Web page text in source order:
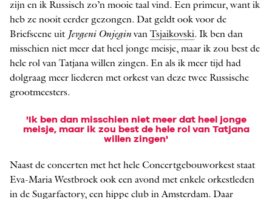
zijn en ik Russisch zo’n mooie taal vind. Een primeur, want ik
heb ze nooit eerder gezongen. Dat geldt ook voor de
Briefscene uit Jevgeni Onjeginvan Tsjaikovski. Ik ben dan
misschien niet meer dat heel jonge meisje, maar ik zou best de
hele rol van Tatjana willen zingen. En als ik meer tijd had
dolgraag meer liederen met orkest van deze twee Russische
grootmeesters.
'Ik ben dan misschien niet meer dat heel jonge
meisje, maar ik zou best de hele rol van Tatjana
willen zingen'
Naast de concerten met het hele Concert­gebouworkest staat
Eva-Maria Westbroek ook een avond met enkele orkestleden
in de Sugarfactory, een hippe club in Amsterdam. Daar